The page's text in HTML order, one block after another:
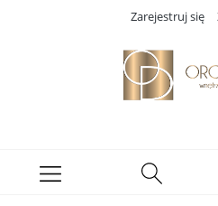
Zarejestruj się